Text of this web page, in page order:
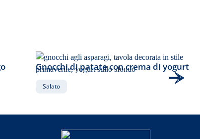
Gnocchi di patate con crema di yogurt
Salato